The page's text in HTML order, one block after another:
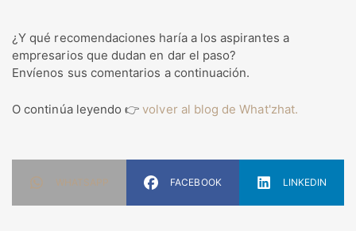
¿Y qué recomendaciones haría a los aspirantes a
empresarios que dudan en dar el paso?
Envíenos sus comentarios a continuación.
O continúa leyendo 👉volver al blog de What'zhat.
WHATSAPP FACEBOOK LINKEDIN